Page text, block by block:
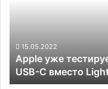
USB-
вместо
Lightning
15.05.2022
Apple уже
USB-C вместо